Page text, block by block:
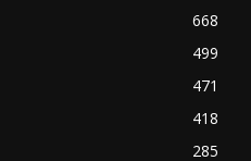
668
499
471
418
285